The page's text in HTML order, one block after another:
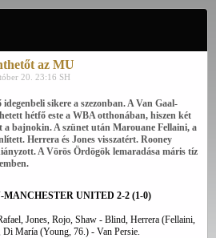
az MU
20. 23:16 SH
sikere a szezonban. A Van Gaal-
hétfő este a WBA otthonában, hiszen két
bajnokin. A szünet után Marouane Fellaini, a
Herrera és Jones visszatért. Rooney
A Vörös Ördögök lemaradása máris tíz
UNITED 2-2 (1-0)
Jones, Rojo, Shaw - Blind, Herrera (Fellaini,
Di María (Young, 76.) - Van Persie.